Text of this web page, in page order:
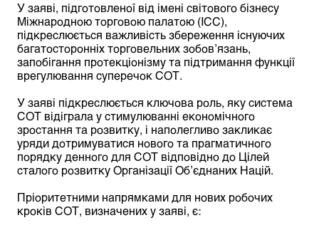
У заяві, підготовленої від імені світового бізнесу
Міжнародною торговою палатою (ICC),
підкреслюється важливість збереження існуючих
багатосторонніх торговельних зобов’язань,
запобігання протекціонізму та підтримання функції
врегулювання суперечок СОТ.
У заяві підкреслюється ключова роль, яку система
СОТ відіграла у стимулюванні економічного
зростання та розвитку, і наполегливо закликає
уряди дотримуватися нового та прагматичного
порядку денного для СОТ відповідно до Цілей
сталого розвитку Організації Об’єднаних Націй.
Пріоритетними напрямками для нових робочих
кроків СОТ, визначених у заяві, є: